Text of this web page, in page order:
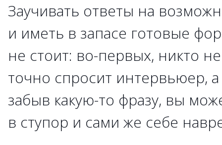
Заучивать ответы на
и иметь в запасе готовые
не стоит: во-первых, никто
точно спросит интервьюер,
забыв какую-то фразу, вы
в ступор и сами же себе